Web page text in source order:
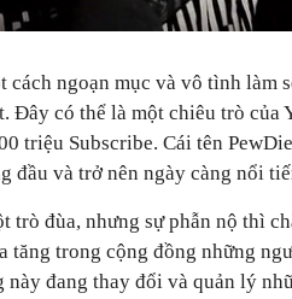
cách ngoạn mục và vô tình làm
Đây có thể là một chiêu trò của
triệu Subscribe. Cái tên
đầu và trở nên ngày càng nổi
trò đùa, nhưng sự phẫn nộ thì
tăng trong cộng đồng những
này đang thay đổi và quản lý